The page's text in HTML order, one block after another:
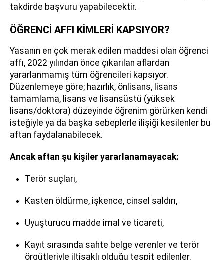
takdirde başvuru yapabilecektir.
ÖĞRENCİ AFFI KİMLERİ KAPSIYOR?
Yasanın en çok merak edilen maddesi olan öğrenci
affı, 2022 yılından önce çıkarılan aflardan
yararlanmamış tüm öğrencileri kapsıyor.
Düzenlemeye göre; hazırlık, önlisans, lisans
tamamlama, lisans ve lisansüstü (yüksek
lisans/doktora) düzeyinde öğrenim görürken kendi
isteğiyle ya da başka sebeplerle ilişiği kesilenler bu
aftan faydalanabilecek.
Ancak aftan şu kişiler yararlanamayacak:
Terör suçları,
Kasten öldürme, işkence, cinsel saldırı,
Uyuşturucu madde imal ve ticareti,
Kayıt sırasında sahte belge verenler ve terör
örgütleriyle iltisaklı olduğu tespit edilenler.